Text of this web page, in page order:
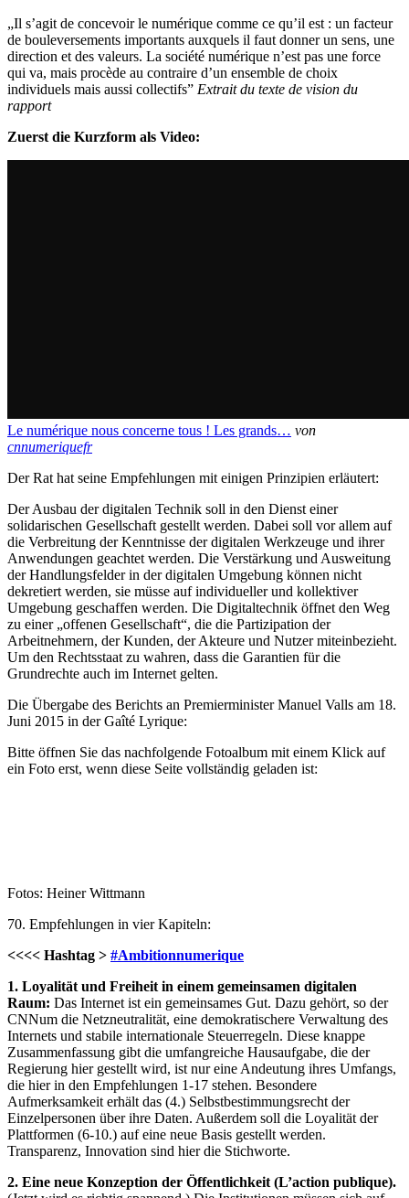
„Il s’agit de concevoir le numérique comme ce qu’il est : un facteur
de bouleversements importants auxquels il faut donner un sens, une
direction et des valeurs. La société numérique n’est pas une force
qui va, mais procède au contraire d’un ensemble de choix
individuels mais aussi collectifs” Extrait du texte de vision du
rapport
Zuerst die Kurzform als Video:
Le numérique nous concerne tous ! Les grands… von
cnnumeriquefr
Der Rat hat seine Empfehlungen mit einigen Prinzipien erläutert:
Der Ausbau der digitalen Technik soll in den Dienst einer
solidarischen Gesellschaft gestellt werden. Dabei soll vor allem auf
die Verbreitung der Kenntnisse der digitalen Werkzeuge und ihrer
Anwendungen geachtet werden. Die Verstärkung und Ausweitung
der Handlungsfelder in der digitalen Umgebung können nicht
dekretiert werden, sie müsse auf individueller und kollektiver
Umgebung geschaffen werden. Die Digitaltechnik öffnet den Weg
zu einer „offenen Gesellschaft“, die die Partizipation der
Arbeitnehmern, der Kunden, der Akteure und Nutzer miteinbezieht.
Um den Rechtsstaat zu wahren, dass die Garantien für die
Grundrechte auch im Internet gelten.
Die Übergabe des Berichts an Premierminister Manuel Valls am 18.
Juni 2015 in der Gaîté Lyrique:
Bitte öffnen Sie das nachfolgende Fotoalbum mit einem Klick auf
ein Foto erst, wenn diese Seite vollständig geladen ist:
Fotos: Heiner Wittmann
70. Empfehlungen in vier Kapiteln:
<<<< Hashtag > #Ambitionnumerique
1. Loyalität und Freiheit in einem gemeinsamen digitalen
Raum: Das Internet ist ein gemeinsames Gut. Dazu gehört, so der
CNNum die Netzneutralität, eine demokratischere Verwaltung des
Internets und stabile internationale Steuerregeln. Diese knappe
Zusammenfassung gibt die umfangreiche Hausaufgabe, die der
Regierung hier gestellt wird, ist nur eine Andeutung ihres Umfangs,
die hier in den Empfehlungen 1-17 stehen. Besondere
Aufmerksamkeit erhält das (4.) Selbstbestimmungsrecht der
Einzelpersonen über ihre Daten. Außerdem soll die Loyalität der
Plattformen (6-10.) auf eine neue Basis gestellt werden.
Transparenz, Innovation sind hier die Stichworte.
2. Eine neue Konzeption der Öffentlichkeit (L’action publique).